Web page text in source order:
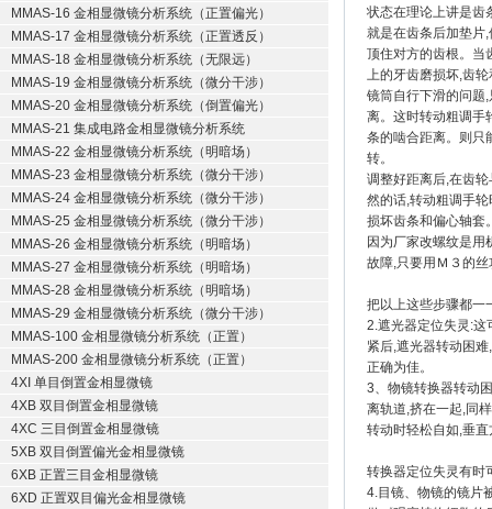
MMAS-16 金相显微镜分析系统（正置偏光）
MMAS-17 金相显微镜分析系统（正置透反）
MMAS-18 金相显微镜分析系统（无限远）
MMAS-19 金相显微镜分析系统（微分干涉）
MMAS-20 金相显微镜分析系统（倒置偏光）
MMAS-21 集成电路金相显微镜分析系统
MMAS-22 金相显微镜分析系统（明暗场）
MMAS-23 金相显微镜分析系统（微分干涉）
MMAS-24 金相显微镜分析系统（微分干涉）
MMAS-25 金相显微镜分析系统（微分干涉）
MMAS-26 金相显微镜分析系统（明暗场）
MMAS-27 金相显微镜分析系统（明暗场）
MMAS-28 金相显微镜分析系统（明暗场）
MMAS-29 金相显微镜分析系统（微分干涉）
MMAS-100 金相显微镜分析系统（正置）
MMAS-200 金相显微镜分析系统（正置）
4XI 单目倒置金相显微镜
4XB 双目倒置金相显微镜
4XC 三目倒置金相显微镜
5XB 双目倒置偏光金相显微镜
6XB 正置三目金相显微镜
6XD 正置双目偏光金相显微镜
状态在理论上讲是齿
就是在齿条后加垫片
顶住对方的齿根。当
上的牙齿磨损坏,齿
镜筒自行下滑的问题
离。这时转动粗调手
条的啮合距离。则只
转。
调整好距离后,在齿
然的话,转动粗调手
损坏齿条和偏心轴套
因为厂家改螺纹是
故障,只要用Ｍ３的
把以上这些步骤都一
2.遮光器定位失灵:这
紧后,遮光器转动困
正确为佳。
3、物镜转换器转动
离轨道,挤在一起,同
转动时轻松自如,垂
转换器定位失灵有时
4.目镜、物镜的镜片